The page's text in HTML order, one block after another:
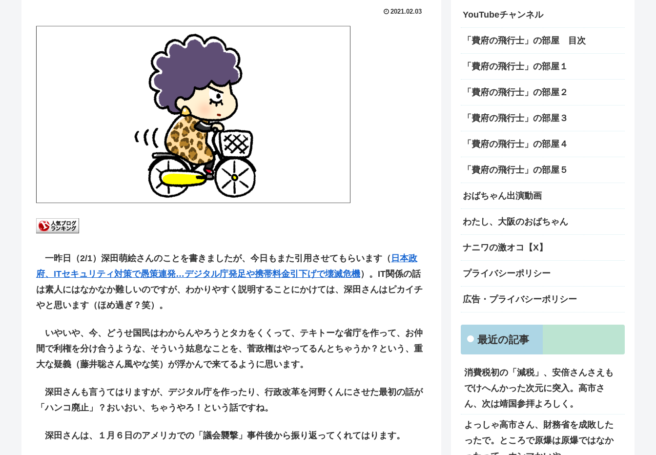
2021.02.03
一昨日（2/1）深田萌絵さんのことを書きましたが、今日もまた引用させてもらいます（ 日本政
府、ITセキュリティ対策で愚策連発…デジタル庁発足や携帯料金引下げで壊滅危機）。IT関係の話
は素人にはなかなか難しいのですが、わかりやすく説明することにかけては、深田さんはピカイチ
やと思います（ほめ過ぎ？笑）。
いやいや、今、どうせ国民はわからんやろうとタカをくくって、テキトーな省庁を作って、お仲
間で利権を分け合うような、そういう姑息なことを、菅政権はやってるんとちゃうか？という、重
大な疑義（藤井聡さん風やな笑）が浮かんで来てるように思います。
深田さんも言うてはりますが、デジタル庁を作ったり、行政改革を河野くんにさせた最初の話が
「ハンコ廃止」？おいおい、ちゃうやろ！という話ですね。
深田さんは、１月６日のアメリカでの「議会襲撃」事件後から振り返ってくれてはります。
YouTubeチャンネル
「費府の飛行士」の部屋 目次
「費府の飛行士」の部屋１
「費府の飛行士」の部屋２
「費府の飛行士」の部屋３
「費府の飛行士」の部屋４
「費府の飛行士」の部屋５
おばちゃん出演動画
わたし、大阪のおばちゃん
ナニワの激オコ【X】
プライバシーポリシー
広告・プライバシーポリシー
最近の記事
消費税初の「減税」、安倍さんさえも
でけへんかった次元に突入。高市さ
ん、次は靖国参拝よろしく。
よっしゃ高市さん、財務省を成敗した
ったで。ところで原爆は原爆ではなか